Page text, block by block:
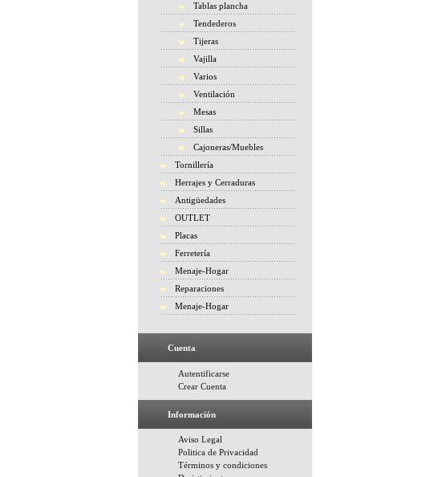
Tablas plancha
Tendederos
Tijeras
Vajilla
Varios
Ventilación
Mesas
Sillas
Cajoneras/Muebles
Tornillería
Herrajes y Cerraduras
Antigüedades
OUTLET
Placas
Ferretería
Menaje-Hogar
Reparaciones
Menaje-Hogar
Cuenta
Autentificarse
Crear Cuenta
Información
Aviso Legal
Politica de Privacidad
Términos y condiciones